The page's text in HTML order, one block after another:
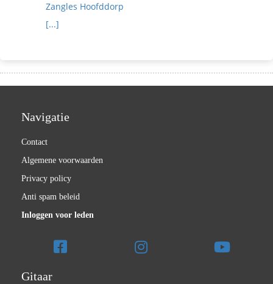
Zangles Hoofddorp
[...]
Navigatie
Contact
Algemene voorwaarden
Privacy policy
Anti spam beleid
Inloggen voor leden
Gitaar